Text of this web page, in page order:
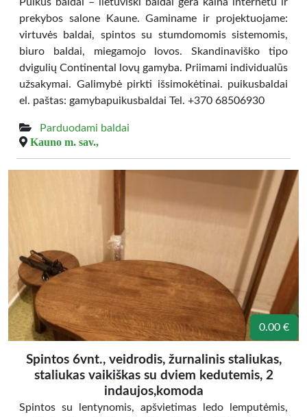
prekybos salone Kaune. Gaminame ir projektuojame:
virtuvės baldai, spintos su stumdomomis sistemomis,
biuro baldai, miegamojo lovos. Skandinaviško tipo
dvigulių Continental lovų gamyba. Priimami individualūs
užsakymai. Galimybė pirkti išsimokėtinai. puikusbaldai
el. paštas: gamybapuikusbaldai Tel. +370 68506930
Parduodami baldai
Kauno m. sav.,
0.00 €
Spintos 6vnt., veidrodis, žurnalinis staliukas,
staliukas vaikiškas su dviem kedutemis, 2
indaujos,komoda
Spintos su lentynomis, apšvietimas ledo lemputėmis,